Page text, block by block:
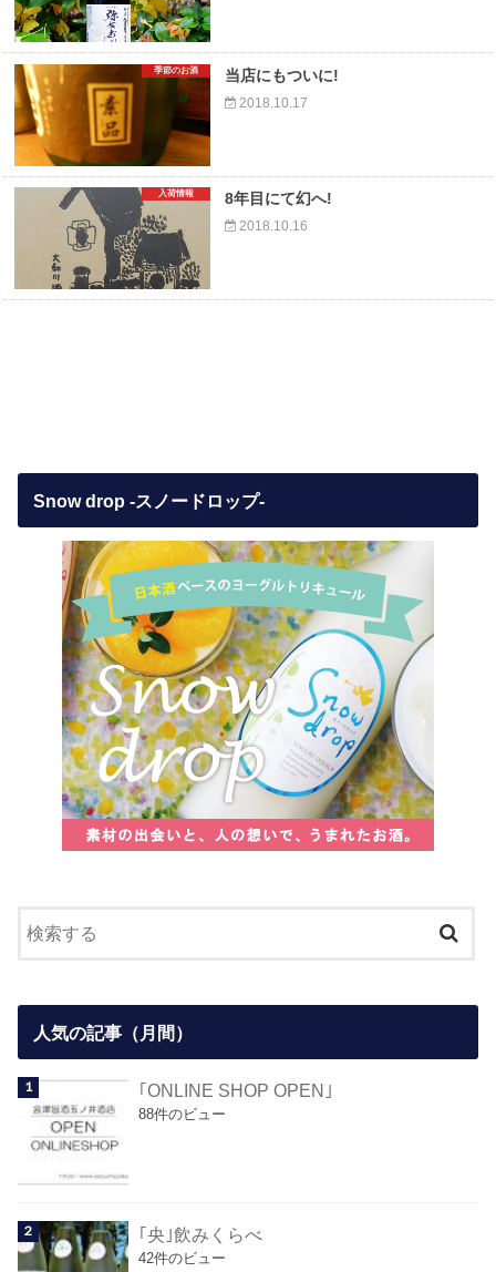
季節のお酒 当店にもついに!
2018.10.17
入荷情報 8年目にて幻へ!
2018.10.16
Snow drop -スノードロップ-
人気の記事（月間）
｢ONLINE SHOP OPEN｣
88件のビュー
｢央｣飲みくらべ
42件のビュー